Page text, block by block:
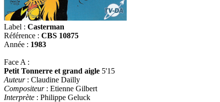
Label : Casterman
Référence : CBS 10875
Année : 1983
Face A :
Petit Tonnerre et grand aigle 5'15
Auteur: Claudine Dailly
Compositeur: Etienne Gilbert
Interprète : Philippe Geluck